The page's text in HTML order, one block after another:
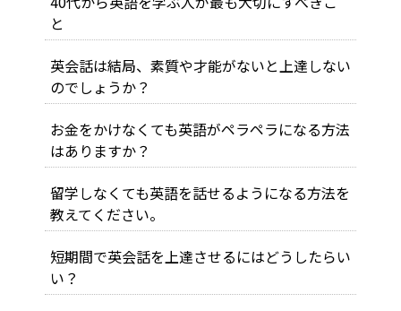
と
英会話は結局、素質や才能がないと上達しない
のでしょうか？
お金をかけなくても英語がペラペラになる方法
はありますか？
留学しなくても英語を話せるようになる方法を
教えてください。
短期間で英会話を上達させるにはどうしたらい
い？